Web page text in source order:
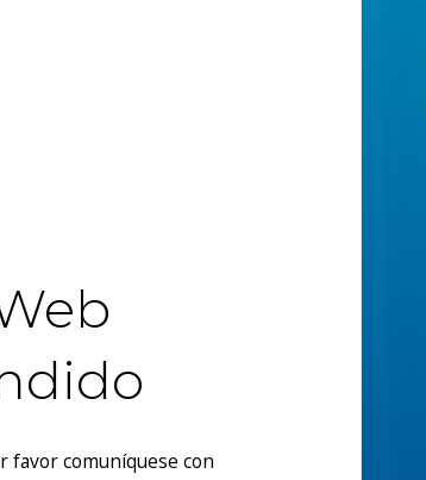
favor comuníquese con